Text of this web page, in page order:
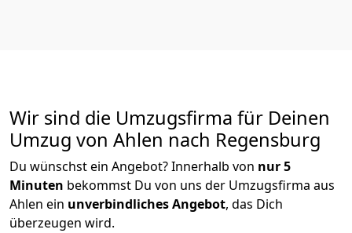
Wir sind die Umzugsfirma für Deinen
Umzug von Ahlen nach Regensburg
Du wünschst ein Angebot? Innerhalb von nur 5
Minuten bekommst Du von uns der Umzugsfirma aus
Ahlen ein unverbindliches Angebot, das Dich
überzeugen wird.